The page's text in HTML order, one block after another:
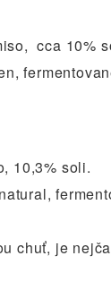
cca 10%
10,3% soli.
chuť, je